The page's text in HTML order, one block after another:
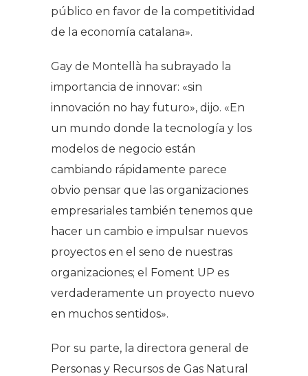
público en favor de la competitividad
de la economía catalana».
Gay de Montellà ha subrayado la
importancia de innovar: «sin
innovación no hay futuro», dijo. «En
un mundo donde la tecnología y los
modelos de negocio están
cambiando rápidamente parece
obvio pensar que las organizaciones
empresariales también tenemos que
hacer un cambio e impulsar nuevos
proyectos en el seno de nuestras
organizaciones; el Foment UP es
verdaderamente un proyecto nuevo
en muchos sentidos».
Por su parte, la directora general de
Personas y Recursos de Gas Natural